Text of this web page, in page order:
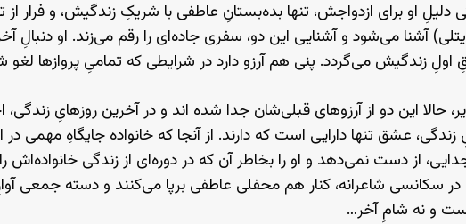
او برای ازدواجش، تنها بده‌بستانِ عاطفی با شریکِ زندگیش، و فرار
آشنا می‌شود و آشنایی این دو، سفری جاده‌ای را رقم می‌زند. او
زندگیش می‌گردد. پنی هم آرزو دارد در شرایطی که تمامیِ پروازها لغو
حالا این دو از آرزوهای‌ قبلی‌شان جدا شده اند و در آخرین روزهایِ
عشق تنها دارایی‌ است که دارند. از آنجا که خانواده جایگاهِ مهمی
از دست نمی‌دهد و او را بخاطر آن که در دوره‌ای از زندگی خانواده‌اش
در سکانسی شاعرانه، کنار هم محفلی عاطفی برپا می‌کنند و دسته جمعی
و نه شامِ آخر…